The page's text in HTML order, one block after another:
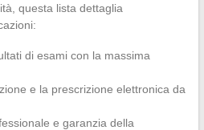
questa lista dettaglia
di esami con la massima
e la prescrizione elettronica da
e garanzia della